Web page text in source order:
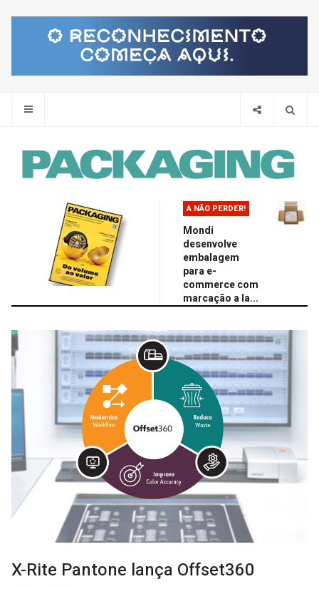
A NÃO PERDER!
Mondi
desenvolve
embalagem
para e-
commerce com
marcação a la...
X-Rite Pantone lança Offset360